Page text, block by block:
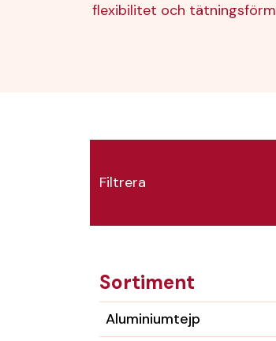
flexibilitet och
Filtrera
Sortiment
Aluminiumtejp